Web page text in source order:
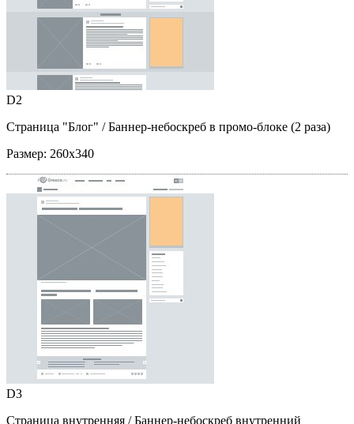
D2
Страница "Блог" / Баннер-небоскреб в промо-блоке (2 раза)
Размер: 260x340
D3
Страница внутренняя / Баннер-небоскреб внутренний